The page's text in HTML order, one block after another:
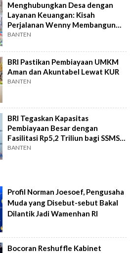
Menghubungkan Desa dengan
Layanan Keuangan: Kisah
Perjalanan Wenny Membangun
AgenBRILink di Riau
BANTEN
BRI Pastikan Pembiayaan UMKM
Aman dan Akuntabel Lewat KUR
BANTEN
BRI Tegaskan Kapasitas
Pembiayaan Besar dengan
Fasilitasi Rp5,2 Triliun bagi SSMS
dan Industri Sawit
BANTEN
Profil Norman Joesoef, Pengusaha
Muda yang Disebut-sebut Bakal
Dilantik Jadi Wamenhan RI
Bocoran Reshuffle Kabinet